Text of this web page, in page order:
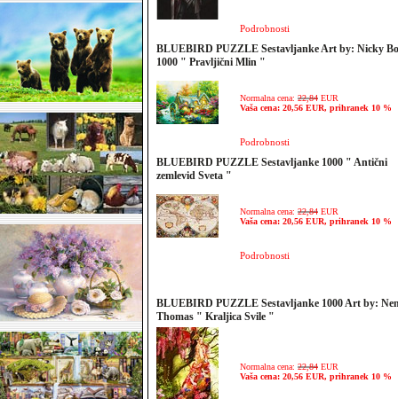
Podrobnosti
BLUEBIRD PUZZLE Sestavljanke Art by: Nicky
1000 " Pravljični Mlin "
Normalna cena: 22,84 EUR
Vaša cena: 20,56 EUR, prihranek 10 %
Podrobnosti
BLUEBIRD PUZZLE Sestavljanke 1000 " Antični
zemlevid Sveta "
Normalna cena: 22,84 EUR
Vaša cena: 20,56 EUR, prihranek 10 %
Podrobnosti
BLUEBIRD PUZZLE Sestavljanke 1000 Art by:
Thomas " Kraljica Svile "
Normalna cena: 22,84 EUR
Vaša cena: 20,56 EUR, prihranek 10 %